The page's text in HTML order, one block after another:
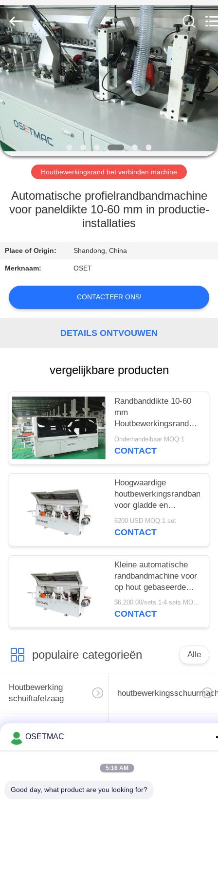
HUIS
PRODUCTEN
TOON
ONGEVEER
FABRIEKSREIS
CONTACTEER
ONS
VERZOEK
OM EEN
SITEMAP
PRIVACY
POLICY
INTERNATIONAL
TRADING
CO.,
LTD..
All
Rights
Reserved.
Houtbewerkingsrand het verbinden machine
Automatische profielrandbandmachine
voor paneldikte 10-60 mm in productie-
installaties
Place of Origin: Shandong, China
Merknaam: OSET
CONTACTEER ONS!
DETAILS ONTVOUWEN
vergelijkbare producten
Randbanddikte 10-60
mm
voor continue werking
Onderhandelbaar MOQ:1
CONTACT
Hoogwaardige
voor gladde en
nauwkeurige
randbanden
6200 USD MOQ:1 set
CONTACT
Kleine automatische
randbandmachine voor
op hout gebaseerde
panelen in
bouwmaterialenwinkels
$6,200.00/sets 1-4 sets MOQ:1 set
CONTACT
populaire categorieën Alle
Houtbewerking
schuiftafelzaag
het verbinden
machine
Sander
Houten Stoftrekker
OSETMAC
5:16 AM
Good day, what product are you looking for?